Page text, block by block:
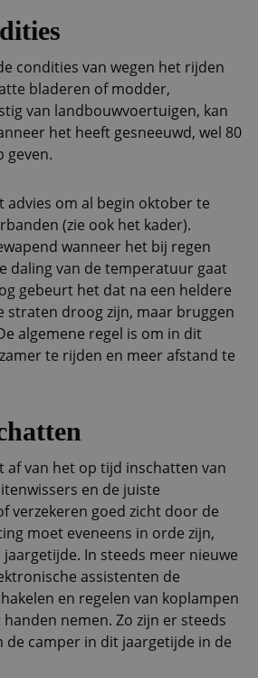
condities van wegen het rijden
bladeren of modder,
van landbouwvoertuigen, kan
het heeft gesneeuwd, wel 80
geven.
advies om al begin oktober te
(zie ook het kader).
wanneer het bij regen
daling van de temperatuur gaat
gebeurt het dat na een heldere
straten droog zijn, maar bruggen
algemene regel is om in dit
te rijden en meer afstand te
af van het op tijd inschatten van
en de juiste
verzekeren goed zicht door de
moet eveneens in orde zijn,
In steeds meer nieuwe
assistenten de
en regelen van koplampen
nemen. Zo zijn er steeds
camper in dit jaargetijde in de